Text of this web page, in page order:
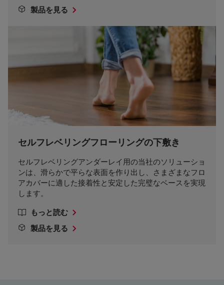
製品を見る
セルフレベリングフローリングの下敷き
セルフレベリングアンダーレイ用の当社のソリューショ
ンは、滑らかで平らな表面を作り出し、さまざまなフロ
アカバーに適した接着性と安定した完璧なベースを実現
します。
もっと読む
製品を見る